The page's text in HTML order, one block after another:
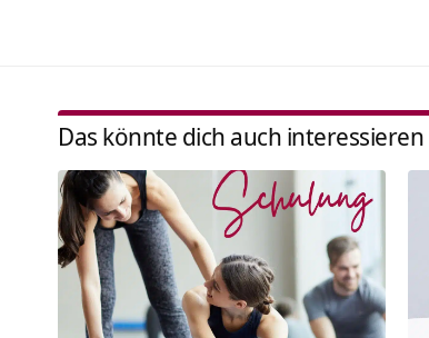
Das könnte dich auch interessieren